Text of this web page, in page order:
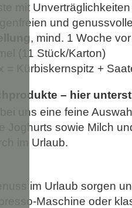
mit
und
, mind. 1 Woche
(11 Stück/Karton)
= Kürbiskernspitz +
– hier
bei uns eine feine
Joghurts sowie Milch
im Urlaub.
im Urlaub sorgen
Maschine oder